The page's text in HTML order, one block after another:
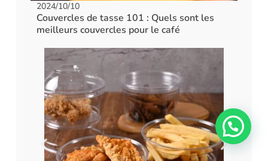
2024/10/10
Couvercles de tasse 101 : Quels sont les
meilleurs couvercles pour le café